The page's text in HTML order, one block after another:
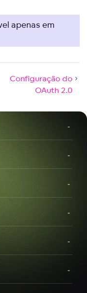
apenas em
Configuração do
OAuth 2.0